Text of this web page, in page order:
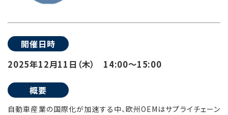
開催日時
2025年12月11日（木） 14:00～15:00
概要
自動車産業の国際化が加速する中、欧州OEMはサプライチェーン